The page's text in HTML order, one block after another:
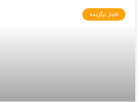
اخبار برگزیده